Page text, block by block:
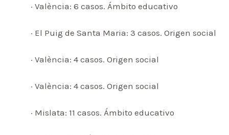
· València: 6 casos. Ámbito educativo
· El Puig de Santa Maria: 3 casos. Origen social
· València: 4 casos. Origen social
· València: 4 casos. Origen social
· Mislata: 11 casos. Ámbito educativo